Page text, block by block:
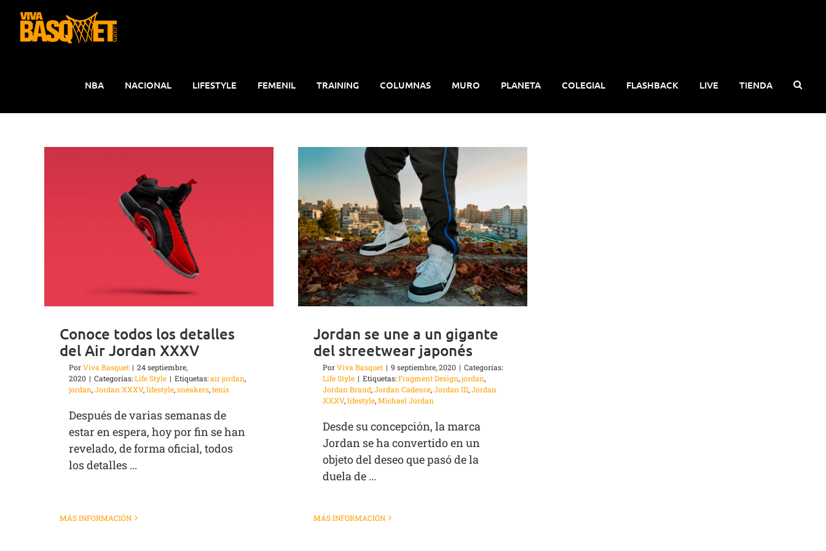
contenido
NBA NACIONAL LIFESTYLE FEMENIL TRAINING COLUMNAS MURO PLANETA COLEGIAL FLASHBACK LIVE TIENDA
Conoce todos los detalles
del Air Jordan XXXV
PorViva Basquet | 24 septiembre,
2020 | Categorías:Life Style | Etiquetas:air jordan,
jordan,Jordan XXXV,lifestyle,sneakers,tenis
Después de varias semanas de
estar en espera, hoy por fin se han
revelado, de forma oficial, todos
los detalles ...
MÁS INFORMACIÓN
Jordan se une a un gigante
del streetwear japonés
PorViva Basquet | 9 septiembre, 2020 | Categorías:
Life Style | Etiquetas:Fragment Design,jordan,
Jordan Brand,Jordan Cadence,Jordan III,Jordan
XXXV,lifestyle,Michael Jordan
Desde su concepción, la marca
Jordan se ha convertido en un
objeto del deseo que pasó de la
duela de ...
MÁS INFORMACIÓN